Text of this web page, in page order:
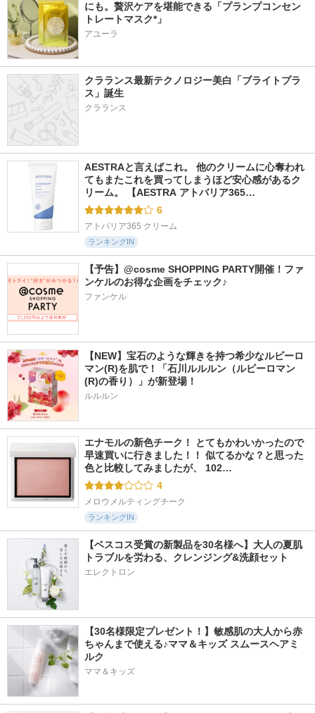
にも。贅沢ケアを堪能できる「プランプコンセン
トレートマスク*」
アユーラ
クラランス最新テクノロジー美白「ブライトプラ
ス」誕生
クラランス
AESTRAと言えばこれ。 他のクリームに心奪われ
てもまたこれを買ってしまうほど安心感があるク
リーム。 【AESTRA アトバリア365…
6
アトバリア365 クリーム
ランキングIN
【予告】@cosme SHOPPING PARTY開催！ファ
ンケルのお得な企画をチェック♪
ファンケル
【NEW】宝石のような輝きを持つ希少なルビーロ
マン(R)を肌で！「石川ルルルン（ルビーロマン
(R)の香り）」が新登場！
ルルルン
エナモルの新色チーク！ とてもかわいかったので
早速買いに行きました！！ 似てるかな？と思った
色と比較してみましたが、 102…
4
メロウメルティングチーク
ランキングIN
【ベスコス受賞の新製品を30名様へ】大人の夏肌
トラブルを労わる、クレンジング&洗顔セット
エレクトロン
【30名様限定プレゼント！】敏感肌の大人から赤
ちゃんまで使える♪ママ＆キッズ スムースヘアミ
ルク
ママ＆キッズ